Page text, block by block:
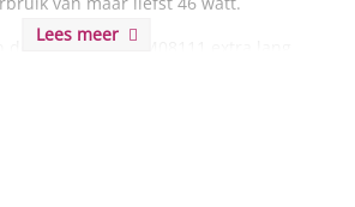
de MEGAMAN MM08111 extra lang
als erg warm licht en kan
Lees meer